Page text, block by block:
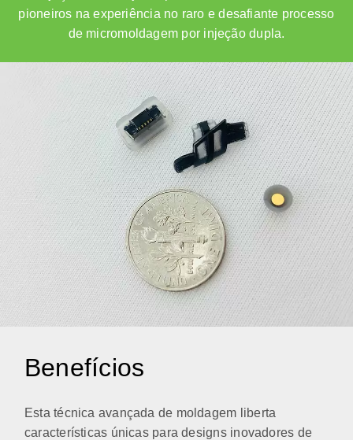
pioneiros na experiência no raro e desafiante processo
de micromoldagem por injeção dupla.
Benefícios
Esta técnica avançada de moldagem liberta
características únicas para designs inovadores de